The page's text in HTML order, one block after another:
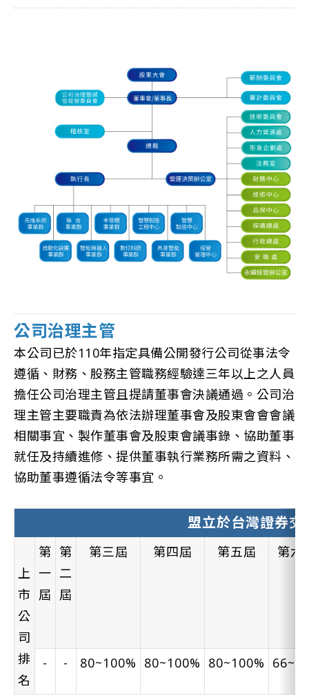
公司治理主管
本公司已於110年指定具備公開發行公司從事法令
遵循、財務、股務主管職務經驗達三年以上之人員
擔任公司治理主管且提請董事會決議通過。公司治
理主管主要職責為依法辦理董事會及股東會會會議
相關事宜、製作董事會及股東會議事錄、協助董事
就任及持續進修、提供董事執行業務所需之資料、
協助董事遵循法令等事宜。
盟立於台灣證券
上
市
公
司
排
名
第
一
屆
第
二
屆
第三屆 第四屆 第五屆 第六
- - 80~100% 80~100% 80~100%